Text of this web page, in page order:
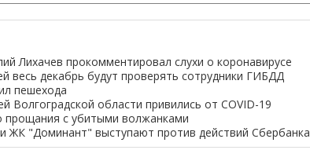
Лихачев прокомментировал слухи о коронавирусе
весь декабрь будут проверять сотрудники ГИБДД
пешехода
Волгоградской области привились от COVID-19
прощания с убитыми волжанками
ЖК "Доминант" выступают против действий Сбербанка